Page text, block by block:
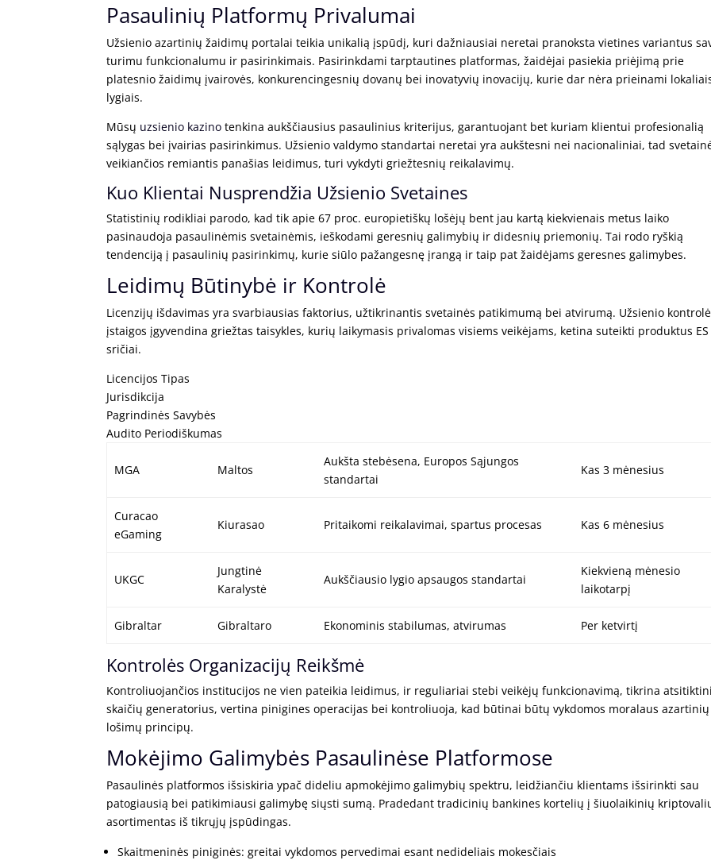
Pasaulinių Platformų Privalumai
Užsienio azartinių žaidimų portalai teikia unikalią įspūdį, kuri dažniausiai neretai pranoksta vietines variantus
turimu funkcionalumu ir pasirinkimais. Pasirinkdami tarptautines platformas, žaidėjai pasiekia priėjimą prie
platesnio žaidimų įvairovės, konkurencingesnių dovanų bei inovatyvių inovacijų, kurie dar nėra prieinami
lygiais.
Mūsų uzsienio kazino tenkina aukščiausius pasaulinius kriterijus, garantuojant bet kuriam klientui profesionalią
sąlygas bei įvairias pasirinkimus. Užsienio valdymo standartai neretai yra aukštesni nei nacionaliniai, tad
veikiančios remiantis panašias leidimus, turi vykdyti griežtesnių reikalavimų.
Kuo Klientai Nusprendžia Užsienio Svetaines
Statistinių rodikliai parodo, kad tik apie 67 proc. europietiškų lošėjų bent jau kartą kiekvienais metus laiko
pasinaudoja pasaulinėmis svetainėmis, ieškodami geresnių galimybių ir didesnių priemonių. Tai rodo ryškią
tendenciją į pasaulinių pasirinkimų, kurie siūlo pažangesnę įrangą ir taip pat žaidėjams geresnes galimybes.
Leidimų Būtinybė ir Kontrolė
Licenzijų išdavimas yra svarbiausias faktorius, užtikrinantis svetainės patikimumą bei atvirumą. Užsienio
įstaigos įgyvendina griežtas taisykles, kurių laikymasis privalomas visiems veikėjams, ketina suteikti produktus ES
sričiai.
Licencijos Tipas
Jurisdikcija
Pagrindinės Savybės
Audito Periodiškumas
MGA Maltos
Aukšta stebėsena, Europos Sąjungos
standartai
Kas 3 mėnesius
Curacao
eGaming
Kiurasao Pritaikomi reikalavimai, spartus procesas Kas 6 mėnesius
UKGC
Jungtinė
Karalystė
Aukščiausio lygio apsaugos standartai
Kiekvieną mėnesio
laikotarpį
Gibraltar Gibraltaro Ekonominis stabilumas, atvirumas Per ketvirtį
Kontrolės Organizacijų Reikšmė
Kontroliuojančios institucijos ne vien pateikia leidimus, ir reguliariai stebi veikėjų funkcionavimą, tikrina
skaičių generatorius, vertina pinigines operacijas bei kontroliuoja, kad būtinai būtų vykdomos moralaus azartinių
lošimų principų.
Mokėjimo Galimybės Pasaulinėse Platformose
Pasaulinės platformos išsiskiria ypač dideliu apmokėjimo galimybių spektru, leidžiančiu klientams išsirinkti sau
patogiausią bei patikimiausi galimybę siųsti sumą. Pradedant tradicinių bankines kortelių į šiuolaikinių
asortimentas iš tikrųjų įspūdingas.
Skaitmeninės piniginės: greitai vykdomos pervedimai esant nedideliais mokesčiais